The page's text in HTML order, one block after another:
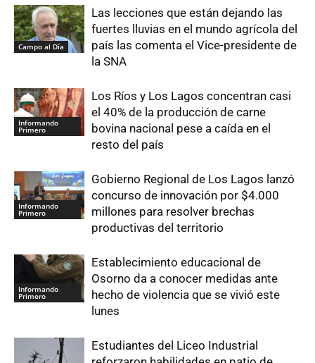
Campo al Día
Las lecciones que están dejando las
fuertes lluvias en el mundo agrícola del
país las comenta el Vice-presidente de
la SNA
Informando
Primero
Los Ríos y Los Lagos concentran casi
el 40% de la producción de carne
bovina nacional pese a caída en el
resto del país
Informando
Primero
Gobierno Regional de Los Lagos lanzó
concurso de innovación por $4.000
millones para resolver brechas
productivas del territorio
Informando
Primero
Establecimiento educacional de
Osorno da a conocer medidas ante
hecho de violencia que se vivió este
lunes
Estudiantes del Liceo Industrial